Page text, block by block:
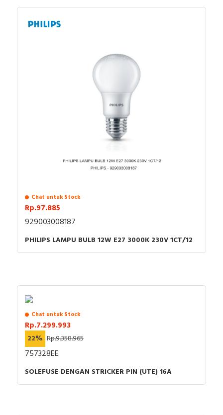
Chat untuk Stock
Rp.97.885
929003008187
PHILIPS LAMPU BULB 12W E27 3000K 230V 1CT/12
Chat untuk Stock
Rp.7.299.993
22% Rp.9.358.965
757328EE
SOLEFUSE DENGAN STRICKER PIN (UTE) 16A